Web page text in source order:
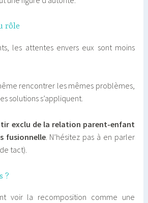
rôle
les attentes envers eux sont moins
rencontrer les mêmes problèmes,
solutions s’appliquent.
exclu de la relation parent-enfant
fusionnelle. N’hésitez pas à en parler
tact).
?
voir la recomposition comme une